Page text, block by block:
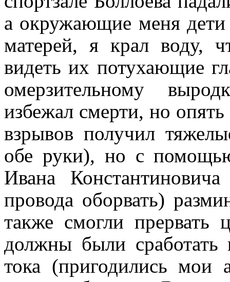
а окружающие меня дети
матерей, я крал воду,
видеть их потухающие
омерзительному
избежал смерти, но
взрывов получил
обе руки), но с
Ивана
провода оборвать)
также смогли прервать
должны были сработать
тока (пригодились мои